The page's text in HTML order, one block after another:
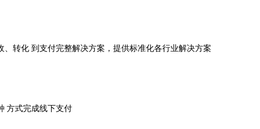
转化 到支付完整解决方案，提供标准化各行业解决方案
方式完成线下支付